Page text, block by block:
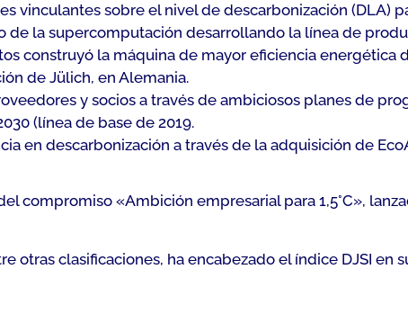
vinculantes sobre el nivel de descarbonización (DLA)
de la supercomputación desarrollando la línea de
construyó la máquina de mayor eficiencia
de Jülich, en Alemania.
y socios a través de ambiciosos planes de
(línea de base de 2019.
en descarbonización a través de la adquisición de
compromiso «Ambición empresarial para 1,5°C»,
otras clasificaciones, ha encabezado el índice DJSI